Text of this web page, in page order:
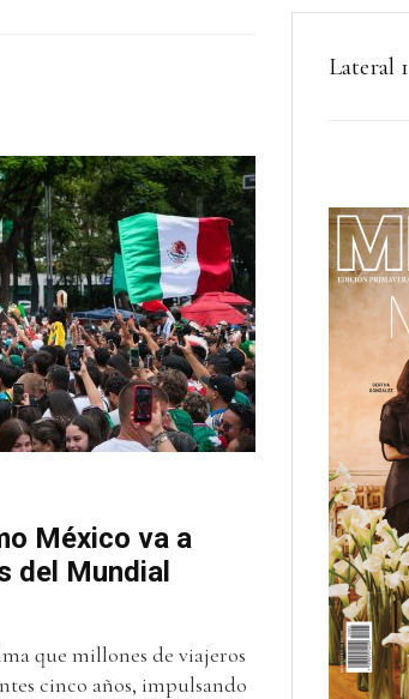
México va a
del Mundial
que millones de viajeros
cinco años, impulsando
Lateral 1